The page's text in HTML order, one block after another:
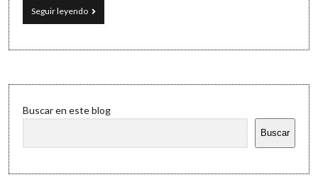
Software
Seguir leyendoSalud
y
(y
Sidebar
Buscar en este blog
Buscar